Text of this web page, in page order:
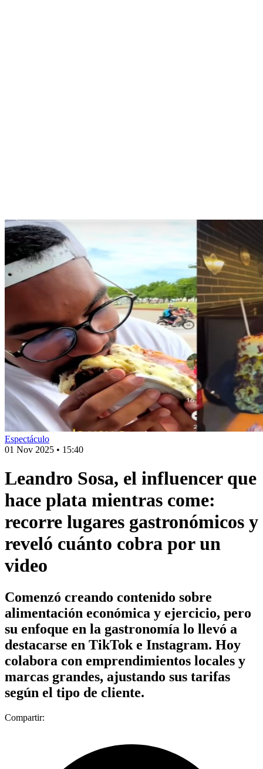
Espectáculo
01 Nov 2025 • 15:40
Leandro Sosa, el influencer que
hace plata mientras come:
recorre lugares gastronómicos y
reveló cuánto cobra por un
video
Comenzó creando contenido sobre
alimentación económica y ejercicio, pero
su enfoque en la gastronomía lo llevó a
destacarse en TikTok e Instagram. Hoy
colabora con emprendimientos locales y
marcas grandes, ajustando sus tarifas
según el tipo de cliente.
Compartir: